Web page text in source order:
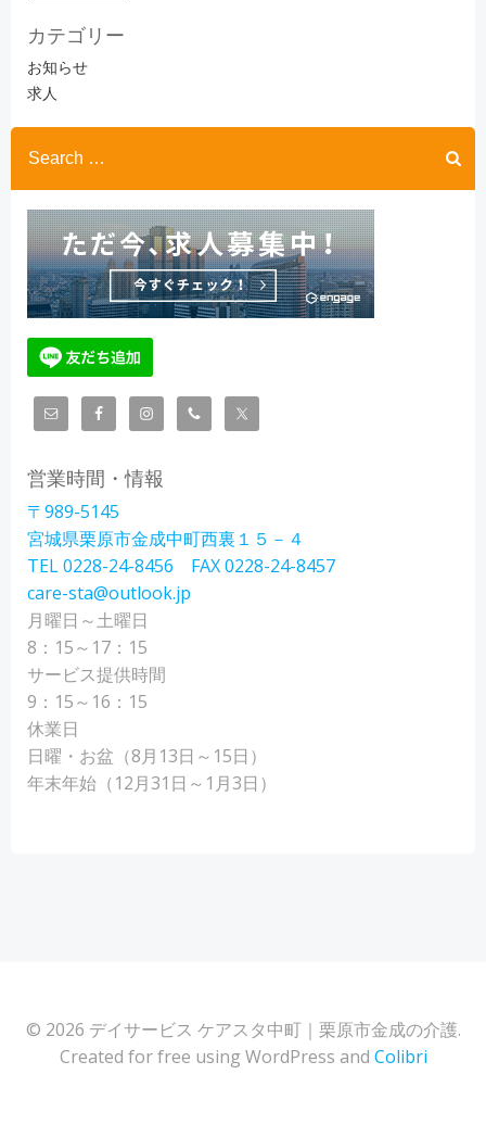
カ
イ
ブ
カテゴリー
お知らせ
求人
Search
for:
営業時間・情報
〒989-5145
宮城県栗原市金成中町西裏１５－４
TEL 0228-24-8456 FAX 0228-24-8457
care-sta@outlook.jp
月曜日～土曜日
8：15～17：15
サービス提供時間
9：15～16：15
休業日
日曜・お盆（8月13日～15日）
年末年始（12月31日～1月3日）
© 2026 デイサービス ケアスタ中町｜栗原市金成の介護.
Created for free using WordPress and Colibri